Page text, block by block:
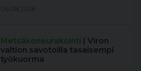
06.08.2026
Metsäkoneurakointi | Viron
valtion savotoilla tasaisempi
työkuorma